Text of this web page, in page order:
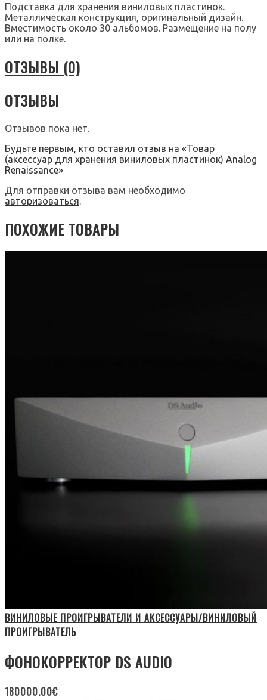
Подставка для хранения виниловых пластинок.
Металлическая конструкция, оригинальный дизайн.
Вместимость около 30 альбомов. Размещение на полу
или на полке.
ОТЗЫВЫ (0)
ОТЗЫВЫ
Отзывов пока нет.
Будьте первым, кто оставил отзыв на «Товар
(аксессуар для хранения виниловых пластинок) Analog
Renaissance»
Для отправки отзыва вам необходимо
авторизоваться.
ПОХОЖИЕ ТОВАРЫ
ВИНИЛОВЫЕ ПРОИГРЫВАТЕЛИ И АКСЕССУАРЫ/ВИНИЛОВЫЙ
ПРОИГРЫВАТЕЛЬ
ФОНОКОРРЕКТОР DS AUDIO
180000.00€